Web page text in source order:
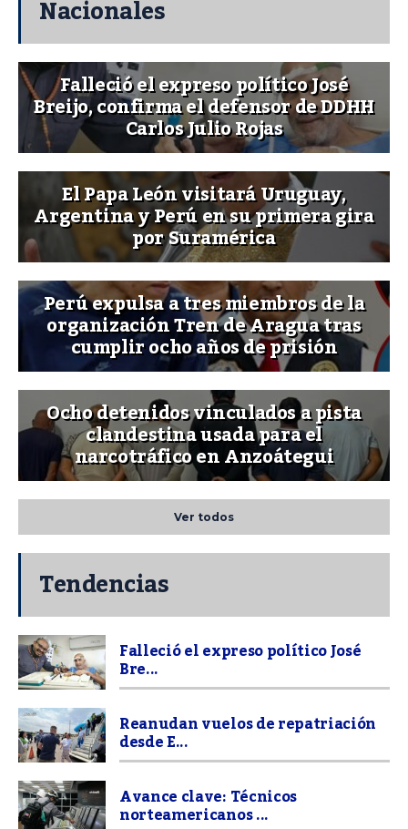
Nacionales
Falleció el expreso político José
Breijo, confirma el defensor de DDHH
Carlos Julio Rojas
El Papa León visitará Uruguay,
Argentina y Perú en su primera gira
por Suramérica
Perú expulsa a tres miembros de la
organización Tren de Aragua tras
cumplir ocho años de prisión
Ocho detenidos vinculados a pista
clandestina usada para el
narcotráfico en Anzoátegui
Ver todos
Tendencias
Falleció el expreso político José
Bre...
Reanudan vuelos de repatriación
desde E...
Avance clave: Técnicos
norteamericanos ...